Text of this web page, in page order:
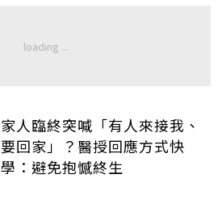
家人臨終突喊「有人來接我、
要回家」？醫授回應方式快
學：避免抱憾終生